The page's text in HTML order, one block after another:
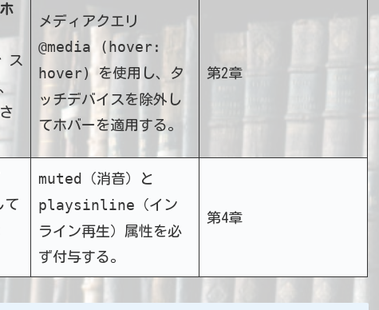
ス
メディアクエリ
@media (hover:
hover)を使用し、タ
ッチデバイスを除外し
てホバーを適用する。
第2章
て
muted （消音）と
playsinline （イン
ライン再生）属性を必
ず付与する。
第4章